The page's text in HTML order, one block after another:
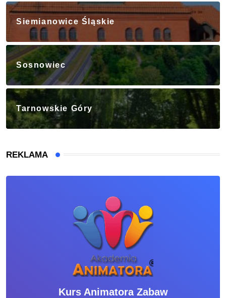
Siemianowice Śląskie
Sosnowiec
Tarnowskie Góry
REKLAMA
Kurs Animatora Zabaw